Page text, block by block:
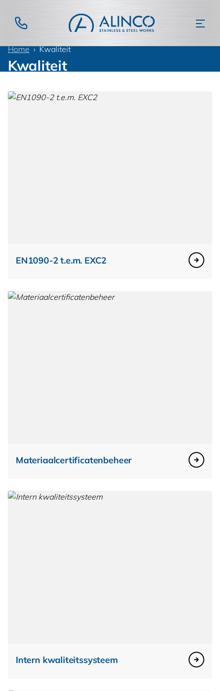
Home Kwaliteit
Kwaliteit
EN1090-2 t.e.m. EXC2
Materiaalcertificatenbeheer
Intern kwaliteitssysteem